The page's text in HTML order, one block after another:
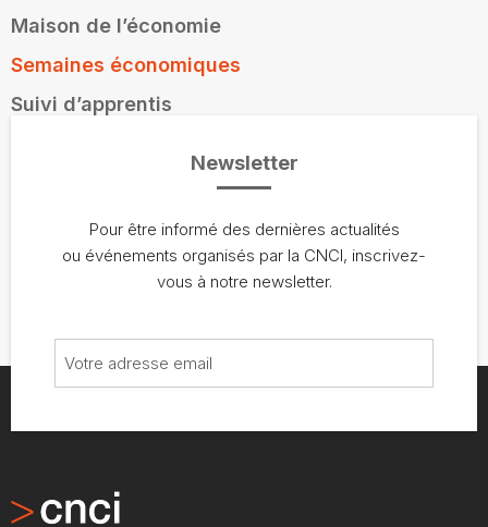
Maison de l’économie
Semaines économiques
Suivi d’apprentis
Newsletter
Pour être informé des dernières actualités
ou événements organisés par la CNCI, inscrivez-
vous à notre newsletter.